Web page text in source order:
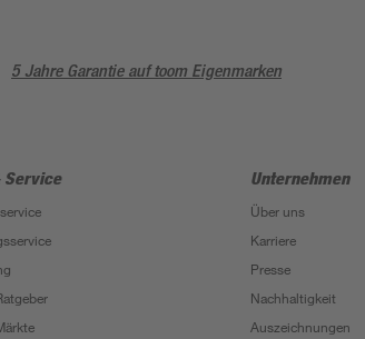
5 Jahre Garantie auf toom Eigenmarken
Service Unternehmen
Über uns
Karriere
Presse
Nachhaltigkeit
Auszeichnungen